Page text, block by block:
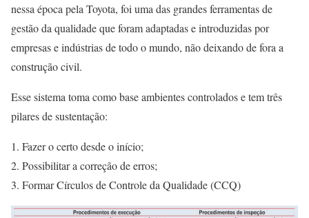
nessa época pela Toyota, foi uma das grandes ferramentas de
gestão da qualidade que foram adaptadas e introduzidas por
empresas e indústrias de todo o mundo, não deixando de fora a
construção civil.
Esse sistema toma como base ambientes controlados e tem três
pilares de sustentação:
Fazer o certo desde o início;
Possibilitar a correção de erros;
Formar Círculos de Controle da Qualidade (CCQ)